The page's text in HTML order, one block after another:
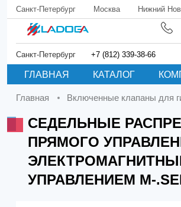
Санкт-Петербург Москва Нижний
Санкт-Петербург +7 (812) 339-38-66
ГЛАВНАЯ КАТАЛОГ
Главная Включенные клапаны для
СЕДЕЛЬНЫЕ
ПРЯМОГО
УПРАВЛЕНИЕМ M-